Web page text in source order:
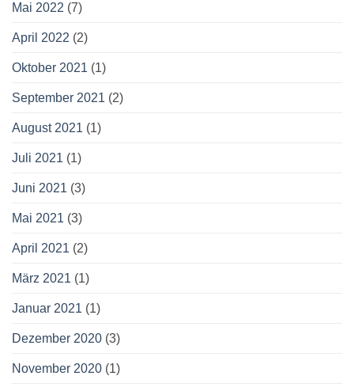
Mai 2022 (7)
April 2022 (2)
Oktober 2021 (1)
September 2021 (2)
August 2021 (1)
Juli 2021 (1)
Juni 2021 (3)
Mai 2021 (3)
April 2021 (2)
März 2021 (1)
Januar 2021 (1)
Dezember 2020 (3)
November 2020 (1)